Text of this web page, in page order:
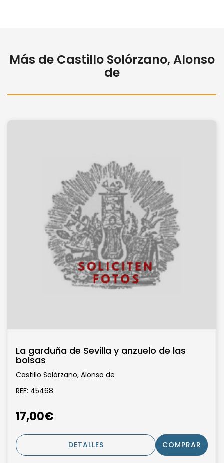
Más de Castillo Solórzano, Alonso
de
La garduña de Sevilla y anzuelo de las
bolsas
Castillo Solórzano, Alonso de
REF: 45468
17,00€
DETALLES COMPRAR